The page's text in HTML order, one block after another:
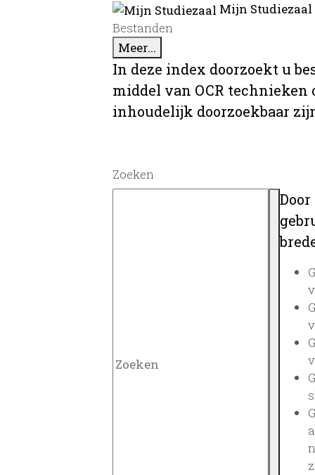
Mijn
Bestanden
Meer...
In deze index doorzoekt u
middel van OCR
inhoudelijk doorzoekbaar
Zoeken